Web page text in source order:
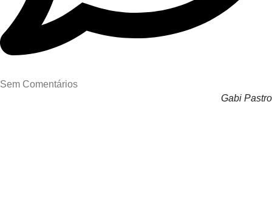
Sem Comentários
Gabi Pastro